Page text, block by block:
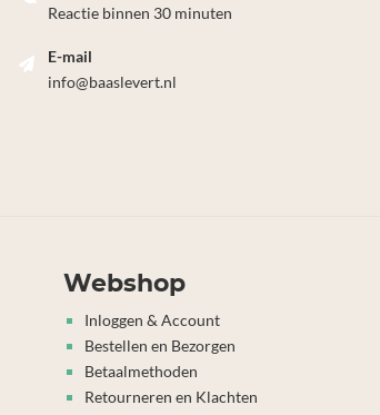
Reactie binnen 30 minuten
E-mail
info@baaslevert.nl
Webshop
Inloggen & Account
Bestellen en Bezorgen
Betaalmethoden
Retourneren en Klachten